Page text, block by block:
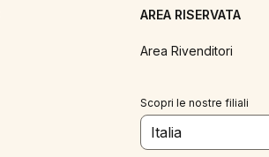
AREA RISERVATA
Area Rivenditori
Scopri le nostre filiali
Italia